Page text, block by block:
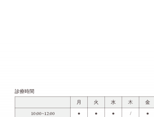
診療時間
月
火 水 木 金
10:00~12:00 ● ● ● / ●